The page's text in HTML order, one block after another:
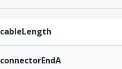
cableLength
connectorEndA